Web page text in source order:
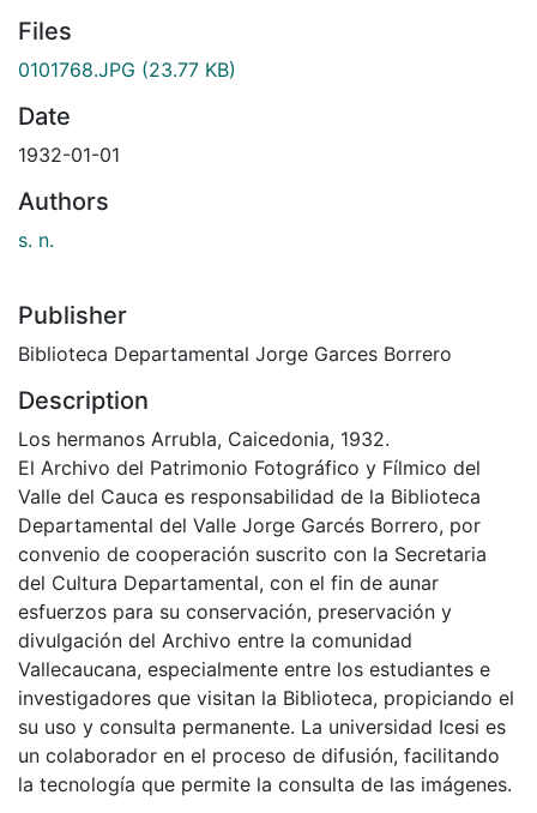
Files
0101768.JPG (23.77 KB)
Date
1932-01-01
Authors
s. n.
Publisher
Biblioteca Departamental Jorge Garces Borrero
Description
Los hermanos Arrubla, Caicedonia, 1932.
El Archivo del Patrimonio Fotográfico y Fílmico del
Valle del Cauca es responsabilidad de la Biblioteca
Departamental del Valle Jorge Garcés Borrero, por
convenio de cooperación suscrito con la Secretaria
del Cultura Departamental, con el fin de aunar
esfuerzos para su conservación, preservación y
divulgación del Archivo entre la comunidad
Vallecaucana, especialmente entre los estudiantes e
investigadores que visitan la Biblioteca, propiciando el
su uso y consulta permanente. La universidad Icesi es
un colaborador en el proceso de difusión, facilitando
la tecnología que permite la consulta de las imágenes.